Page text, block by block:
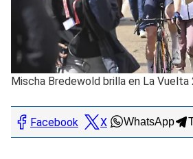
Mischa Bredewold brilla en La Vuelta
Facebook X WhatsApp